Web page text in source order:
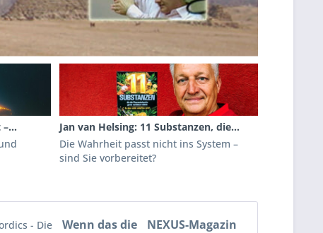
Jan van Helsing: 11 Substanzen, die...
Die Wahrheit passt nicht ins System –
sind Sie vorbereitet?
- Die Wenn das die NEXUS-Magazin